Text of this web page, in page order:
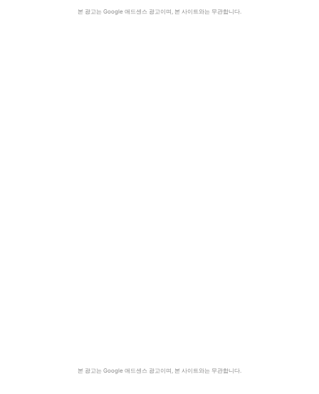
본 광고는 Google 애드센스 광고이며, 본 사이트와는 무관합니다.
본 광고는 Google 애드센스 광고이며, 본 사이트와는 무관합니다.